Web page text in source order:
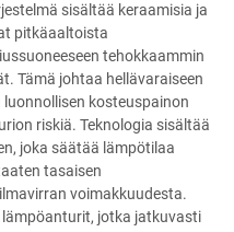
sisältää keraamisia ja
pitkäaaltoista
tehokkaammin
Tämä johtaa hellävaraiseen
kosteuspainon
riskiä. Teknologia sisältää
joka säätää lämpötilaa
tasaisen
voimakkuudesta.
jotka jatkuvasti